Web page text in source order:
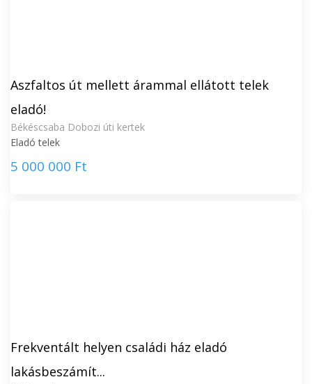
Aszfaltos út mellett árammal ellátott telek
eladó!
Békéscsaba Dobozi úti kertek
Eladó telek
5 000 000 Ft
Frekventált helyen családi ház eladó
lakásbeszámít...